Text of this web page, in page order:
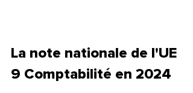
La note nationale de l'UE
9 Comptabilité en 2024